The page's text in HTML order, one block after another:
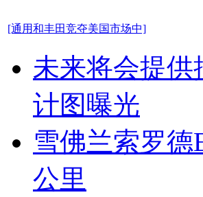
[通用和丰田竞夺美国市场中]
未来将会提供
计图曝光
雪佛兰索罗德
公里